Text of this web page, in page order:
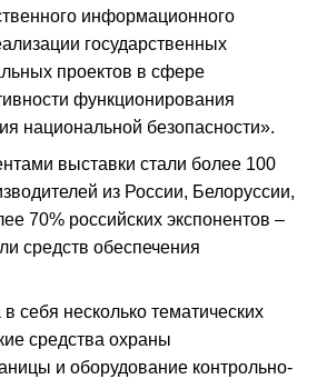
информационного
государственных
проектов в сфере
функционирования
национальной безопасности».
выставки стали более 100
из России, Белоруссии,
70% российских экспонентов –
средств обеспечения
себя несколько тематических
средства охраны
и оборудование контрольно-